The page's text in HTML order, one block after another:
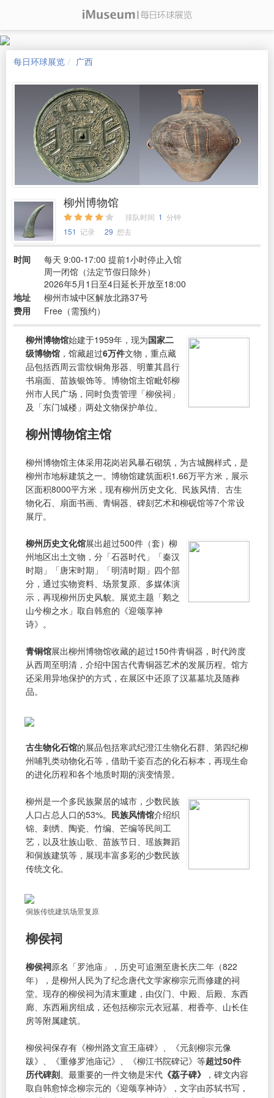
每日环球展览 广西
柳州博物馆
排队时间 1 分钟
151 记录 29 想去
时间
每天 9:00-17:00 提前1小时停止入馆
周一闭馆（法定节假日除外）
2026年5月1日至4日延长开放至18:00
地址
柳州市城中区解放北路37号
费用
Free（需预约）
柳州博物馆始建于1959年，现为国家二
级博物馆 ，馆藏超过6万件文物，重点藏
品包括西周云雷纹铜角形器、明董其昌行
书扇面、苗族银饰等。博物馆主馆毗邻柳
州市人民广场，同时负责管理「柳侯祠」
及「东门城楼」两处文物保护单位。
柳州博物馆主馆
柳州博物馆主体采用花岗岩风暴石砌筑，为古城阙样式，是
柳州市地标建筑之一。博物馆建筑面积1.66万平方米，展示
区面积8000平方米，现有柳州历史文化、民族风情、古生
物化石、扇面书画、青铜器、碑刻艺术和柳砚馆等7个常设
展厅。
柳州历史文化馆展出超过500件（套）柳
州地区出土文物，分「石器时代」「秦汉
时期」「唐宋时期」「明清时期」四个部
分，通过实物资料、场景复原、多媒体演
示，再现柳州历史风貌。展览主题「鹅之
山兮柳之水」取自韩愈的《迎颂享神
诗》。
青铜馆展出柳州博物馆收藏的超过150件青铜器，时代跨度
从西周至明清，介绍中国古代青铜器艺术的发展历程。馆方
还采用异地保护的方式，在展区中还原了汉墓墓坑及随葬
品。
古生物化石馆的展品包括寒武纪澄江生物化石群、第四纪柳
州哺乳类动物化石等，借助千姿百态的化石标本，再现生命
的进化历程和各个地质时期的演变情景。
柳州是一个多民族聚居的城市，少数民族
人口占总人口的53%。 民族风情馆介绍织
锦、刺绣、陶瓷、竹编、芒编等民间工
艺，以及壮族山歌、苗族节日、瑶族舞蹈
和侗族建筑等，展现丰富多彩的少数民族
传统文化。
侗族传统建筑场景复原
柳侯祠
柳侯祠原名「罗池庙」，历史可追溯至唐长庆二年（822
年），是柳州人民为了纪念唐代文学家柳宗元而修建的祠
堂。现存的柳侯祠为清末重建，由仪门、中殿、后殿、东西
廊、东西厢房组成，还包括柳宗元衣冠墓、柑香亭、山长住
房等附属建筑。
柳侯祠保存有《柳州路文宣王庙碑》、《元刻柳宗元像
跋》、《重修罗池庙记》、《柳江书院碑记》等超过50件
历代碑刻。最重要的一件文物是宋代 《荔子碑》
，碑文内容
取自韩愈悼念柳宗元的《迎颂享神诗》，文字由苏轼书写，